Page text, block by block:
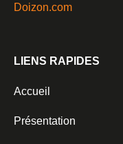
Doizon.com
LIENS RAPIDES
Accueil
Présentation